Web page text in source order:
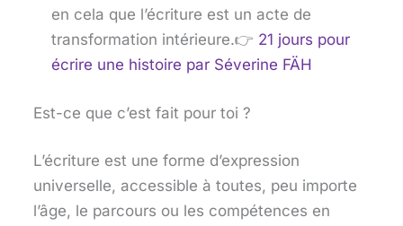
en cela que l’écriture est un acte de
transformation intérieure.👉 21 jours pour
écrire une histoire par Séverine FÄH
Est-ce que c’est fait pour toi ?
L’écriture est une forme d’expression
universelle, accessible à toutes, peu importe
l’âge, le parcours ou les compétences en